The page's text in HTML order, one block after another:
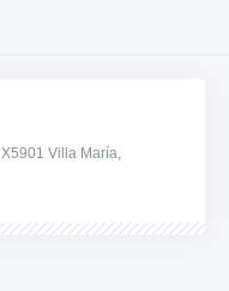
Villa María,